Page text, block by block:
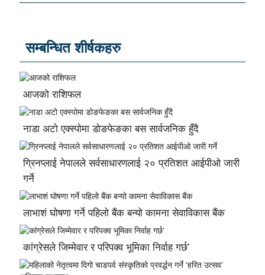
सम्बन्धित शीर्षकहरु
आजको राशिफल
नाडा अटो एक्स्पोमा डोङफेङका बस सार्वजनिक हुँदै
ग्रिनप्लाई नेपालले सर्वसाधारणलाई २० प्रतिशत आईपीओ जारी
गर्ने
लाभाशं घोषणा गर्ने पहिलो बैंक बन्यो कामना सेवाविकास बैंक
कांग्रेसले जिम्मेवार र परिपक्व भूमिका निर्वाह गर्छ’